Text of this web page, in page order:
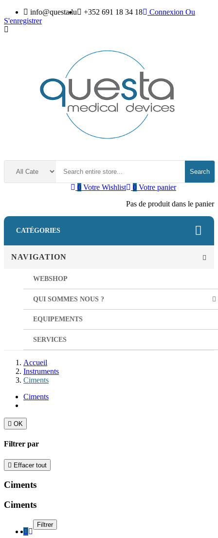
info@questa.lu +352 691 18 34 18 Connexion Ou
S'enregistrer
Search
0 Votre panier
Pas de produit dans le panier
0 Votre Wishlist
CATÉGORIES
NAVIGATION
WEBSHOP
QUI SOMMES NOUS ?
EQUIPEMENTS
SERVICES
Accueil
Instruments
Ciments
Ciments
 OK
Filtrer par
 Effacer tout
Ciments
Ciments
Filtrer